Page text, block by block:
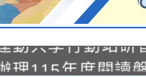
學年度第2次
理115年度閱讀